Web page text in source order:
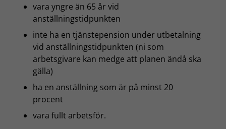
vara yngre än 65 år vid
anställningstidpunkten
inte ha en tjänstepension under utbetalning
vid anställningstidpunkten (ni som
arbetsgivare kan medge att planen ändå ska
gälla)
ha en anställning som är på minst 20
procent
vara fullt arbetsför.